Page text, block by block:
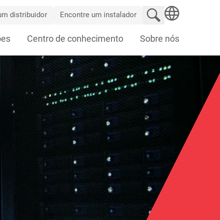
distribuidor Encontre um instalador
Pesquisar no site
Centro de conhecimento Sobre nós